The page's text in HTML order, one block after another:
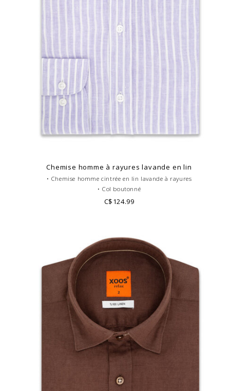
Chemise homme à rayures lavande en lin
• Chemise homme cintrée en lin lavande à rayures
• Col boutonné
• Poignets simples
C$124.99